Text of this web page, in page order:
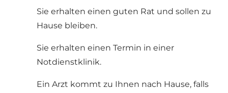
Sie erhalten einen guten Rat und sollen zu
Hause bleiben.
Sie erhalten einen Termin in einer
Notdienstklinik.
Ein Arzt kommt zu Ihnen nach Hause, falls